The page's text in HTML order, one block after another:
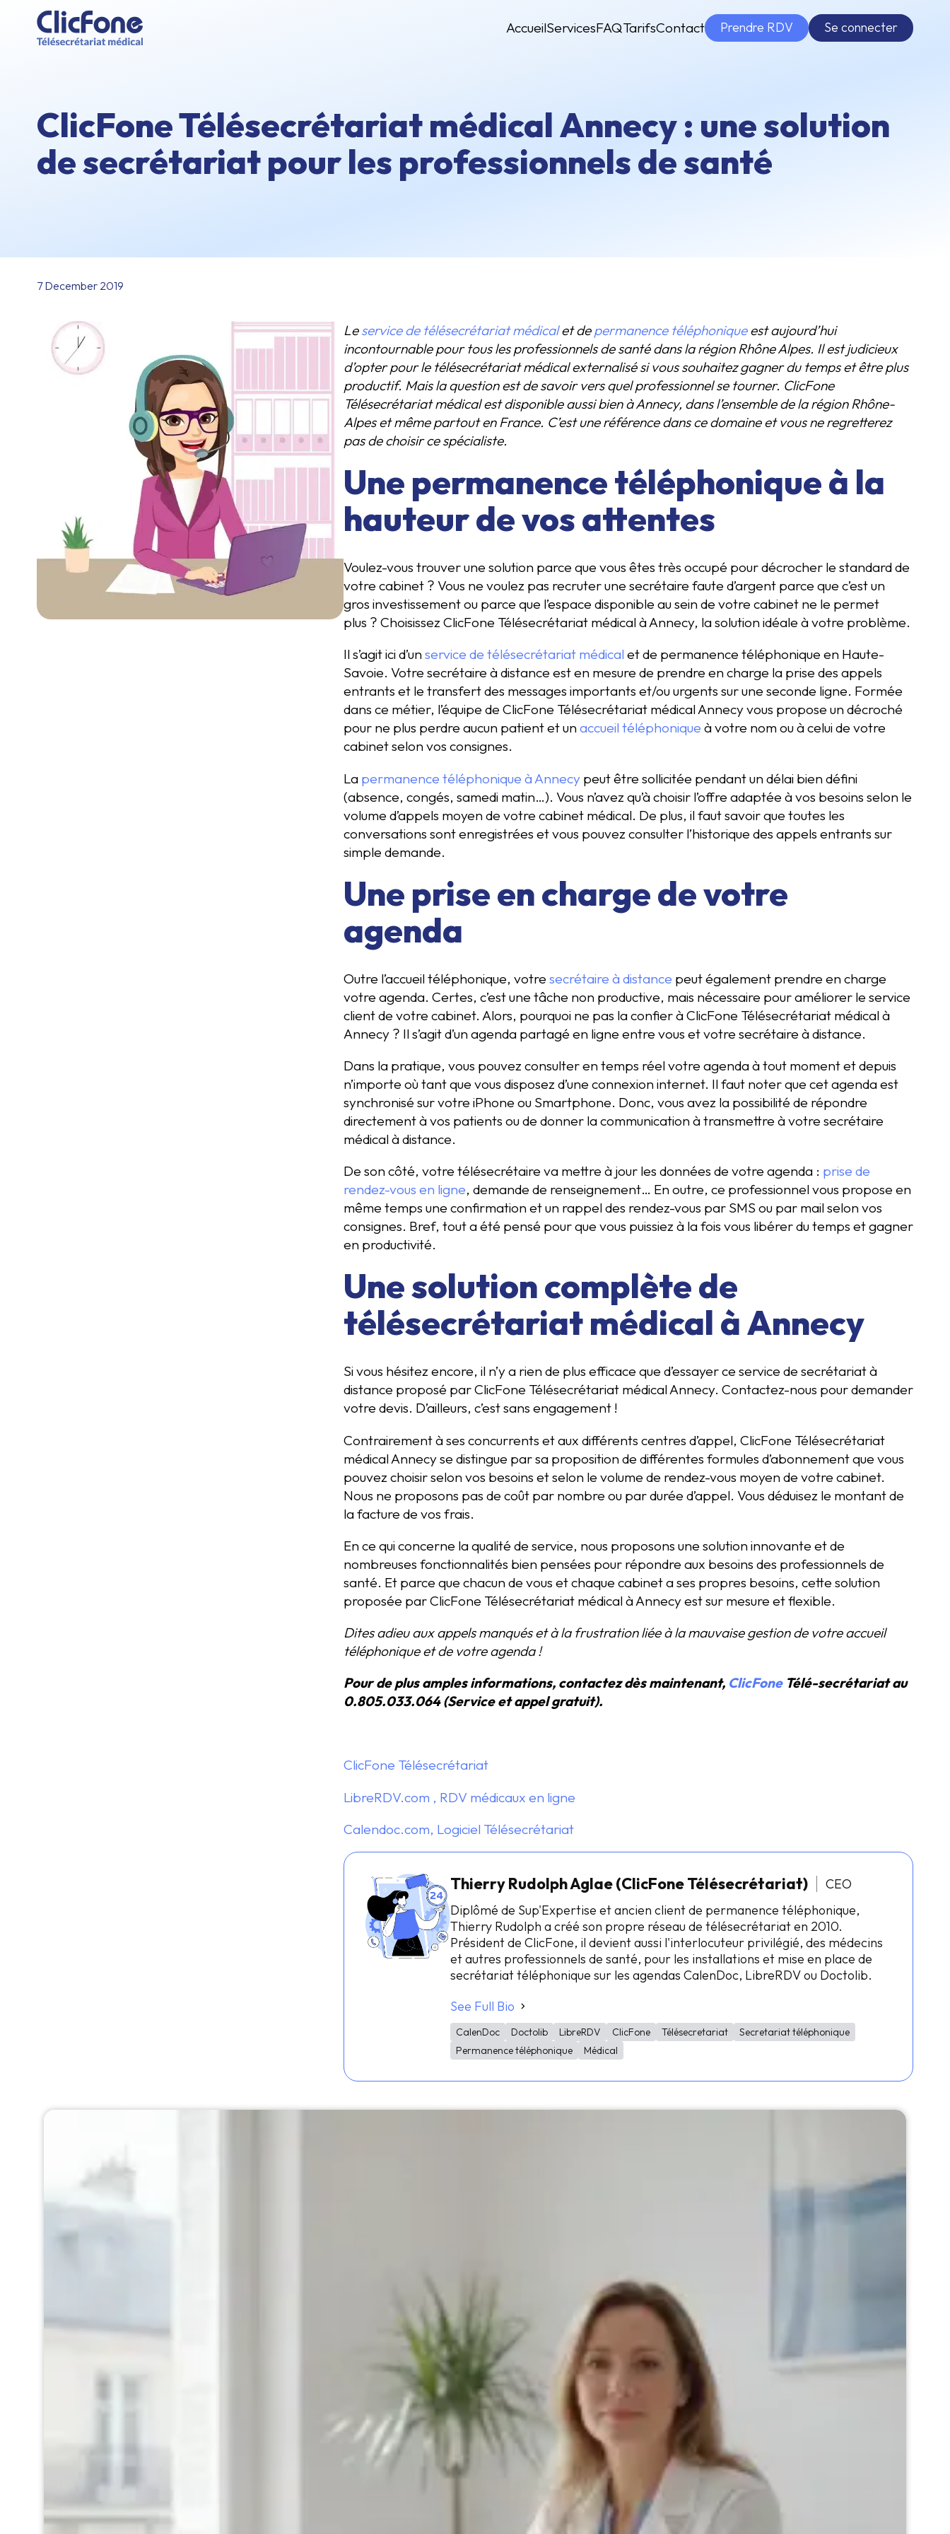
AccueilServicesFAQTarifsContact Prendre RDV Se connecter
ClicFone Télésecrétariat médical Annecy : une solution
de secrétariat pour les professionnels de santé
7 December 2019
Leservice de télésecrétariat médicalet depermanence téléphoniqueest aujourd’hui
incontournable pour tous les professionnels de santé dans la région Rhône Alpes. Il est judicieux
d’opter pour le télésecrétariat médical externalisé si vous souhaitez gagner du temps et être plus
productif. Mais la question est de savoir vers quel professionnel se tourner. ClicFone
Télésecrétariat médical est disponible aussi bien à Annecy, dans l’ensemble de la région Rhône-
Alpes et même partout en France. C’est une référence dans ce domaine et vous ne regretterez
pas de choisir ce spécialiste.
Une permanence téléphonique à la
hauteur de vos attentes
Voulez-vous trouver une solution parce que vous êtes très occupé pour décrocher le standard de
votre cabinet ? Vous ne voulez pas recruter une secrétaire faute d’argent parce que c’est un
gros investissement ou parce que l’espace disponible au sein de votre cabinet ne le permet
plus ? Choisissez ClicFone Télésecrétariat médical à Annecy, la solution idéale à votre problème.
Il s’agit ici d’unservice de télésecrétariat médical et de permanence téléphonique en Haute-
Savoie. Votre secrétaire à distance est en mesure de prendre en charge la prise des appels
entrants et le transfert des messages importants et/ou urgents sur une seconde ligne. Formée
dans ce métier, l’équipe de ClicFone Télésecrétariat médical Annecy vous propose un décroché
pour ne plus perdre aucun patient et unaccueil téléphonique à votre nom ou à celui de votre
cabinet selon vos consignes.
La permanence téléphonique à Annecy peut être sollicitée pendant un délai bien défini
(absence, congés, samedi matin…). Vous n’avez qu’à choisir l’offre adaptée à vos besoins selon le
volume d’appels moyen de votre cabinet médical. De plus, il faut savoir que toutes les
conversations sont enregistrées et vous pouvez consulter l’historique des appels entrants sur
simple demande.
Une prise en charge de votre
agenda
Outre l’accueil téléphonique, votre secrétaire à distance peut également prendre en charge
votre agenda. Certes, c’est une tâche non productive, mais nécessaire pour améliorer le service
client de votre cabinet. Alors, pourquoi ne pas la confier à ClicFone Télésecrétariat médical à
Annecy ? Il s’agit d’un agenda partagé en ligne entre vous et votre secrétaire à distance.
Dans la pratique, vous pouvez consulter en temps réel votre agenda à tout moment et depuis
n’importe où tant que vous disposez d’une connexion internet. Il faut noter que cet agenda est
synchronisé sur votre iPhone ou Smartphone. Donc, vous avez la possibilité de répondre
directement à vos patients ou de donner la communication à transmettre à votre secrétaire
médical à distance.
De son côté, votre télésecrétaire va mettre à jour les données de votre agenda : prise de
rendez-vous en ligne, demande de renseignement… En outre, ce professionnel vous propose en
même temps une confirmation et un rappel des rendez-vous par SMS ou par mail selon vos
consignes. Bref, tout a été pensé pour que vous puissiez à la fois vous libérer du temps et gagner
en productivité.
Une solution complète de
télésecrétariat médical à Annecy
Si vous hésitez encore, il n’y a rien de plus efficace que d’essayer ce service de secrétariat à
distance proposé par ClicFone Télésecrétariat médical Annecy. Contactez-nous pour demander
votre devis. D’ailleurs, c’est sans engagement !
Contrairement à ses concurrents et aux différents centres d’appel, ClicFone Télésecrétariat
médical Annecy se distingue par sa proposition de différentes formules d’abonnement que vous
pouvez choisir selon vos besoins et selon le volume de rendez-vous moyen de votre cabinet.
Nous ne proposons pas de coût par nombre ou par durée d’appel. Vous déduisez le montant de
la facture de vos frais.
En ce qui concerne la qualité de service, nous proposons une solution innovante et de
nombreuses fonctionnalités bien pensées pour répondre aux besoins des professionnels de
santé. Et parce que chacun de vous et chaque cabinet a ses propres besoins, cette solution
proposée par ClicFone Télésecrétariat médical à Annecy est sur mesure et flexible.
Dites adieu aux appels manqués et à la frustration liée à la mauvaise gestion de votre accueil
téléphonique et de votre agenda !
Pour de plus amples informations, contactez dès maintenant, ClicFoneTélé-secrétariat au
0.805.033.064 (Service et appel gratuit).
ClicFone Télésecrétariat
LibreRDV.com , RDV médicaux en ligne
Calendoc.com, Logiciel Télésecrétariat
Thierry Rudolph Aglae (ClicFone Télésecrétariat)
CEO
Diplômé de Sup'Expertise et ancien client de permanence téléphonique,
Thierry Rudolph a créé son propre réseau de télésecrétariat en 2010.
Président de ClicFone, il devient aussi l'interlocuteur privilégié, des médecins
et autres professionnels de santé, pour les installations et mise en place de
secrétariat téléphonique sur les agendas CalenDoc, LibreRDV ou Doctolib.
See Full Bio
CalenDoc Doctolib LibreRDV ClicFone Télésecretariat
Secretariat téléphonique
Permanence téléphonique
Médical